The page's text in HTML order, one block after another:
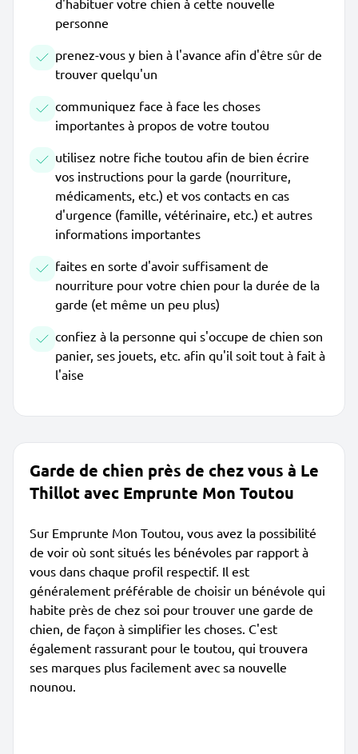
d'habituer votre chien à cette nouvelle
personne
prenez-vous y bien à l'avance afin d'être sûr de
trouver quelqu'un
communiquez face à face les choses
importantes à propos de votre toutou
utilisez notre fiche toutou afin de bien écrire
vos instructions pour la garde (nourriture,
médicaments, etc.) et vos contacts en cas
d'urgence (famille, vétérinaire, etc.) et autres
informations importantes
faites en sorte d'avoir suffisament de
nourriture pour votre chien pour la durée de la
garde (et même un peu plus)
confiez à la personne qui s'occupe de chien son
panier, ses jouets, etc. afin qu'il soit tout à fait à
l'aise
Garde de chien près de chez vous à Le
Thillot avec Emprunte Mon Toutou
Sur Emprunte Mon Toutou, vous avez la possibilité
de voir où sont situés les bénévoles par rapport à
vous dans chaque profil respectif. Il est
généralement préférable de choisir un bénévole qui
habite près de chez soi pour trouver une garde de
chien, de façon à simplifier les choses. C'est
également rassurant pour le toutou, qui trouvera
ses marques plus facilement avec sa nouvelle
nounou.